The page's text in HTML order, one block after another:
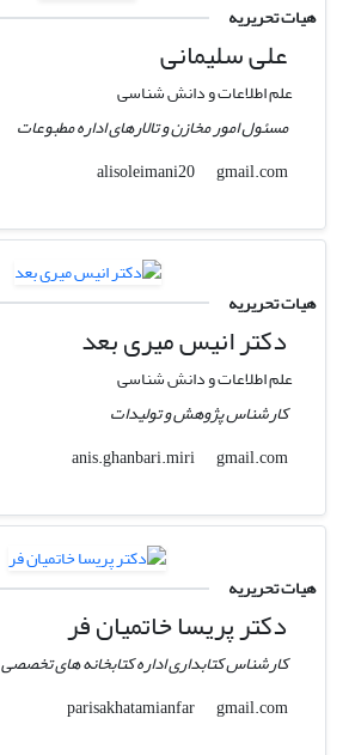
هیات تحریریه
علی سلیمانی
علم اطلاعات و دانش شناسی
مسئول امور مخازن و تالارهای اداره مطبوعات
alisoleimani20
gmail.com
هیات تحریریه
دکتر انیس میری بعد
علم اطلاعات و دانش شناسی
کارشناس پژوهش و تولیدات
anis.ghanbari.miri
gmail.com
هیات تحریریه
دکتر پریسا خاتمیان فر
کارشناس کتابداری اداره کتابخانه های تخصصی
parisakhatamianfar
gmail.com